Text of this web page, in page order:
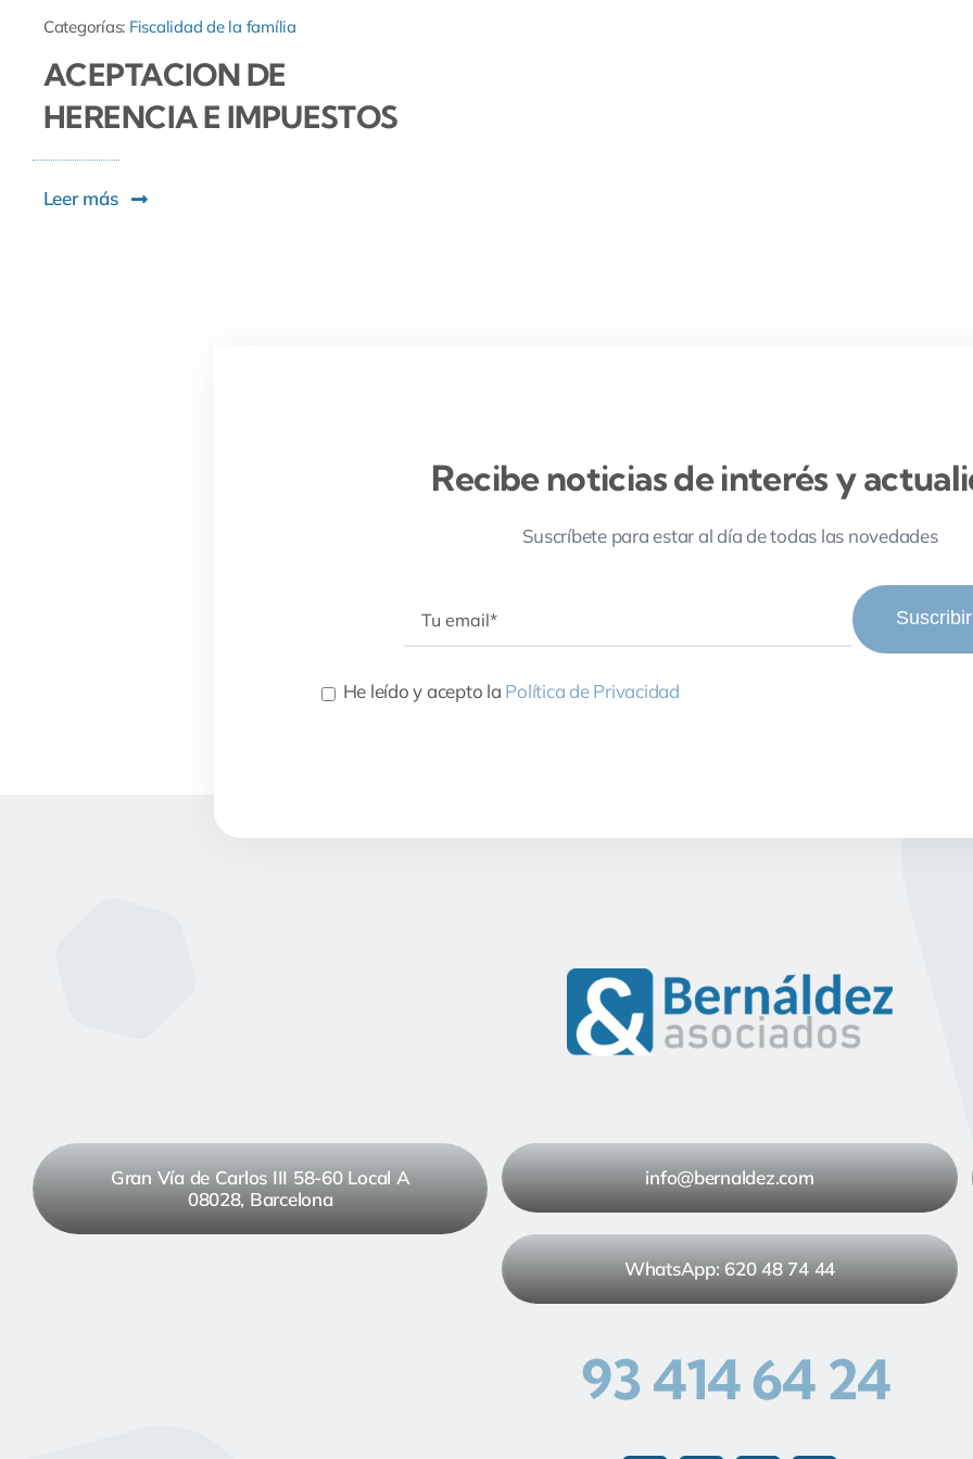
Categorías: Fiscalidad de la família
ACEPTACION DE
HERENCIA E IMPUESTOS
Leer más
Recibe noticias de interés y
Suscríbete para estar al día de todas las novedades
He leído y acepto la Política de Privacidad
Gran Vía de Carlos III 58-60 Local A
08028, Barcelona
info@bernaldez.com
WhatsApp: 620 48 74 44
93 414 64 24